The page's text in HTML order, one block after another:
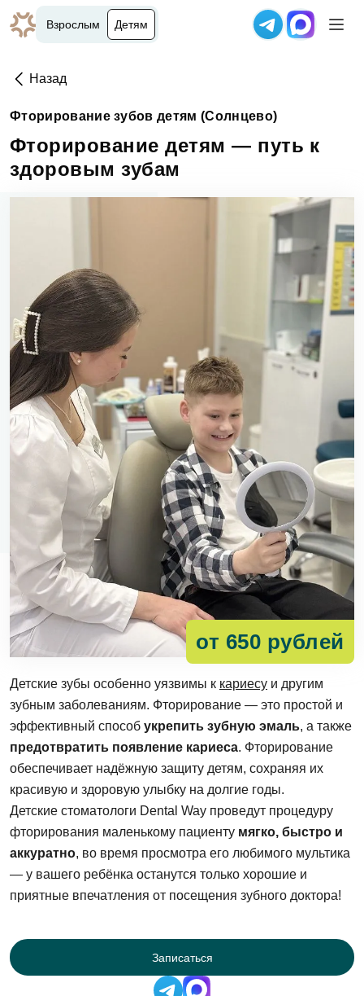
Взрослым Детям
Назад
Фторирование детям — путь к
здоровым зубам
Фторирование зубов детям (Солнцево)
от 650 рублей
Детские зубы особенно уязвимы к кариесу и другим
зубным заболеваниям. Фторирование — это простой и
эффективный способ укрепить зубную эмаль, а также
предотвратить появление кариеса. Фторирование
обеспечивает надёжную защиту детям, сохраняя их
красивую и здоровую улыбку на долгие годы.
Детские стоматологи Dental Way проведут процедуру
фторирования маленькому пациенту мягко, быстро и
аккуратно, во время просмотра его любимого мультика
— у вашего ребёнка останутся только хорошие и
приятные впечатления от посещения зубного доктора!
Записаться